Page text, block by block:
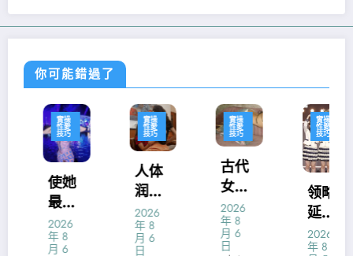
你可能錯過了
實操
性愛
技巧
使她
最易
达到
性高
2026
年 8
月 6
實操
性愛
技巧
人体
润滑
液什
么牌
子好
2026
年 8
月 6
實操
性愛
技巧
古代
女人
最残
忍的7
大避
2026
年 8
月 6
實操
性愛
技巧
领略
延续
高潮
2026
年 8